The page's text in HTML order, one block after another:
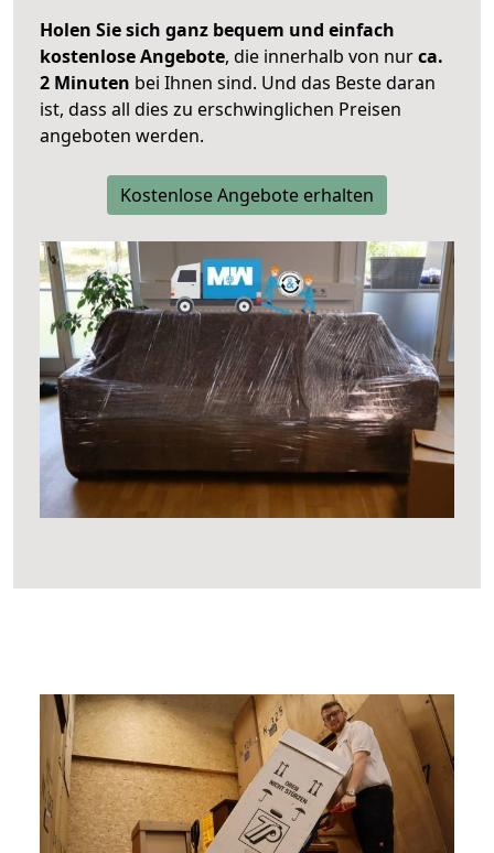
Holen Sie sich ganz bequem und einfach
kostenlose Angebote, die innerhalb von nurca.
2 Minuten bei Ihnen sind. Und das Beste daran
ist, dass all dies zu erschwinglichen Preisen
angeboten werden.
Kostenlose Angebote erhalten